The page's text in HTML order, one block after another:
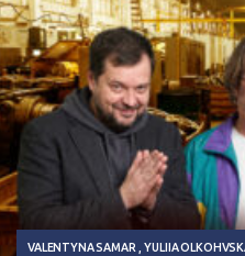
VALENTYNA SAMAR YULIIA